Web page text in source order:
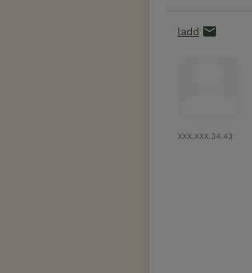
ladd
XXX.XXX.34.43